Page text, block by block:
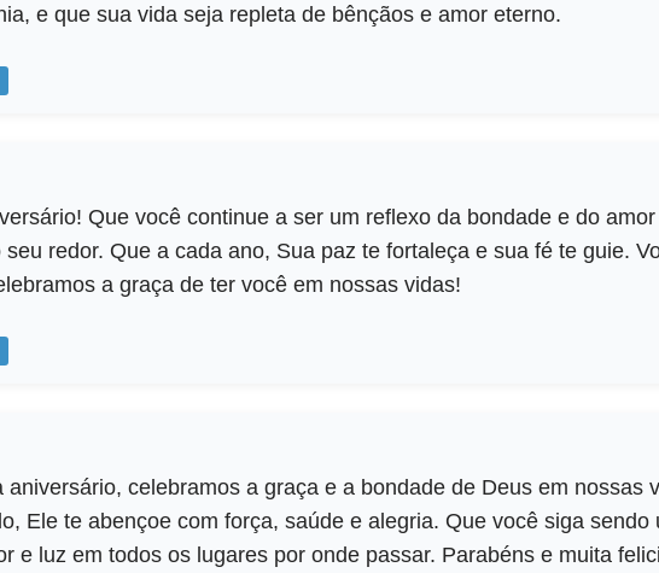
e que sua vida seja repleta de bênçãos e amor eterno.
Que você continue a ser um reflexo da bondade e do
seu redor. Que a cada ano, Sua paz te fortaleça e sua fé te guie.
a graça de ter você em nossas vidas!
aniversário, celebramos a graça e a bondade de Deus em nossas
Ele te abençoe com força, saúde e alegria. Que você siga sendo
e luz em todos os lugares por onde passar. Parabéns e muita